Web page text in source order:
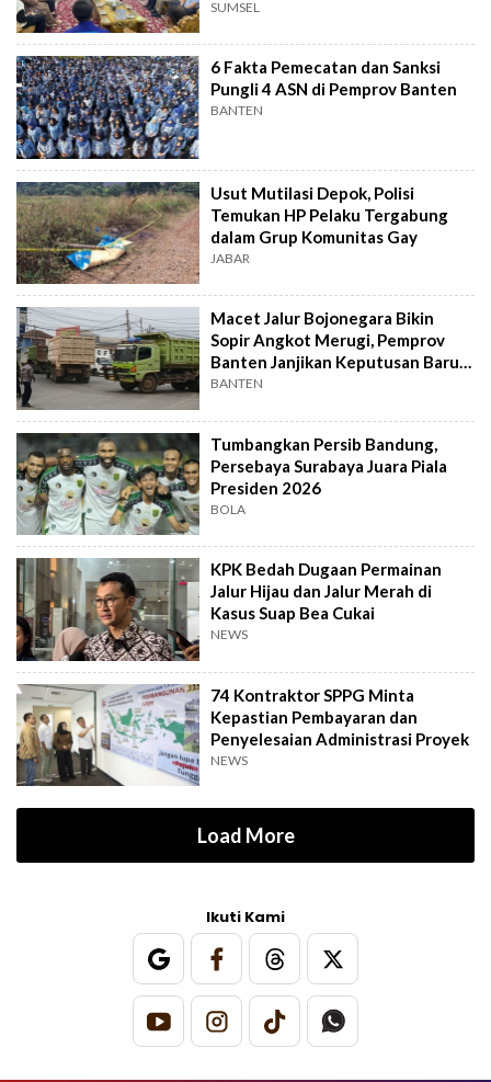
Ekonomi Daerah
SUMSEL
6 Fakta Pemecatan dan Sanksi
Pungli 4 ASN di Pemprov Banten
BANTEN
Usut Mutilasi Depok, Polisi
Temukan HP Pelaku Tergabung
dalam Grup Komunitas Gay
JABAR
Macet Jalur Bojonegara Bikin
Sopir Angkot Merugi, Pemprov
Banten Janjikan Keputusan Baru 4
Hari Lagi
BANTEN
Tumbangkan Persib Bandung,
Persebaya Surabaya Juara Piala
Presiden 2026
BOLA
KPK Bedah Dugaan Permainan
Jalur Hijau dan Jalur Merah di
Kasus Suap Bea Cukai
NEWS
74 Kontraktor SPPG Minta
Kepastian Pembayaran dan
Penyelesaian Administrasi Proyek
NEWS
Load More
Ikuti Kami